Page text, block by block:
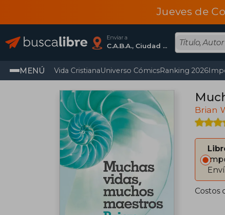
Jueves de
Enviar a
C.A.B.A., Ciudad Autónoma De Buenos Aires
MENÚ Vida CristianaUniverso CómicsRanking 2026
Brian
Costos